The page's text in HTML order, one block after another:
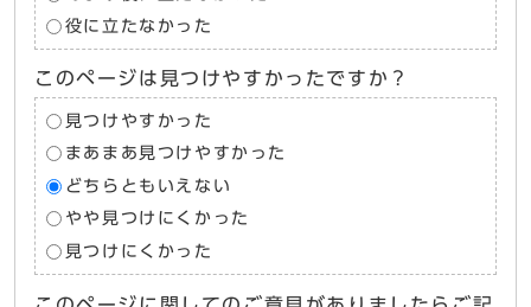
役に立たなかった
このページは見つけやすかったですか？
見つけやすかった
まあまあ見つけやすかった
どちらともいえない
やや見つけにくかった
見つけにくかった